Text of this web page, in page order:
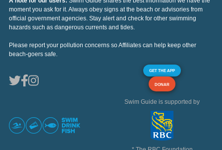
moment you ask for it. Always obey signs at the beach or advisories from
official government agencies. Stay alert and check for other swimming
hazards such as dangerous currents and tides.
Please report your pollution concerns so Affiliates can help keep other
beach-goers safe.
GET THE APP
DONAR
Swim Guide is supported by